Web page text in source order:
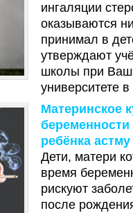
ингаляции
оказываются
принимал в
утверждают
школы при
университете
Материнское
ребёнка астму
Дети, матери
время
рискуют
после